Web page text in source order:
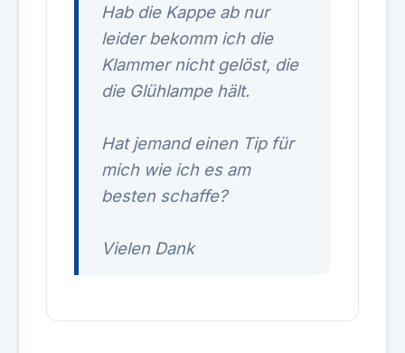
Hab die Kappe ab nur
leider bekomm ich die
Klammer nicht gelöst, die
die Glühlampe hält.
Hat jemand einen Tip für
mich wie ich es am
besten schaffe?
Vielen Dank